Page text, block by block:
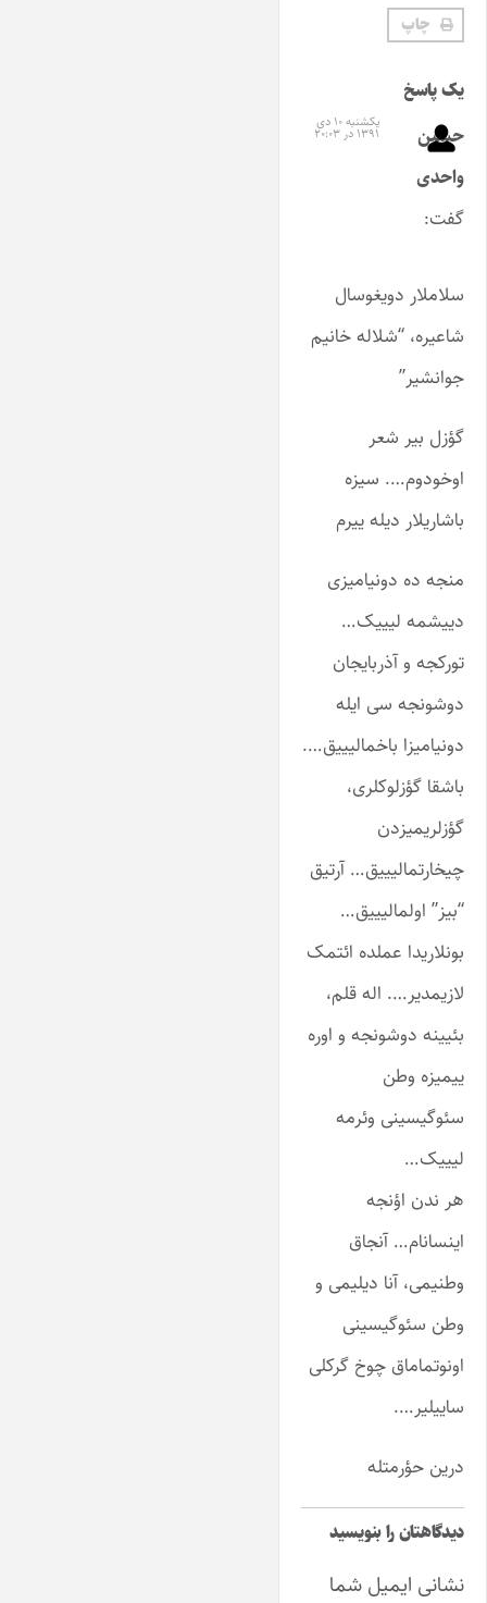
چاپ
یک پاسخ
حسین
واحدی
گفت:
یکشنبه ۱۰ دی
۱۳۹۱ در ۲۰:۰۳
سلاملار دویغوسال
شاعیره، “شلاله خانیم
جوانشیر”
گؤزل بیر شعر
اوخودوم…. سیزه
باشاریلار دیله ییرم
منجه ده دونیامیزی
دییشمه لیییک…
تورکجه و آذربایجان
دوشونجه سی ایله
دونیامیزا باخمالیییق….
باشقا گؤزلوکلری،
گؤزلریمیزدن
چیخارتمالیییق… آرتیق
“بیز” اولمالیییق…
بونلاریدا عملده ائتمک
لازیمدیر…. اله قلم،
بئیینه دوشونجه و اوره
ییمیزه وطن
سئوگیسینی وئرمه
لیییک…
هر ندن اؤنجه
اینسانام… آنجاق
وطنیمی، آنا دیلیمی و
وطن سئوگیسینی
اونوتماماق چوخ گرکلی
ساییلیر….
درین حؤرمتله
دیدگاهتان را بنویسید
نشانی ایمیل شما